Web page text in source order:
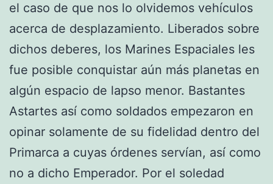
el caso de que nos lo olvidemos vehículos
acerca de desplazamiento. Liberados sobre
dichos deberes, los Marines Espaciales les
fue posible conquistar aún más planetas en
algún espacio de lapso menor. Bastantes
Astartes así­ como soldados empezaron en
opinar solamente de su fidelidad dentro del
Primarca a cuyas órdenes servían, así­ como
no a dicho Emperador. Por el soledad